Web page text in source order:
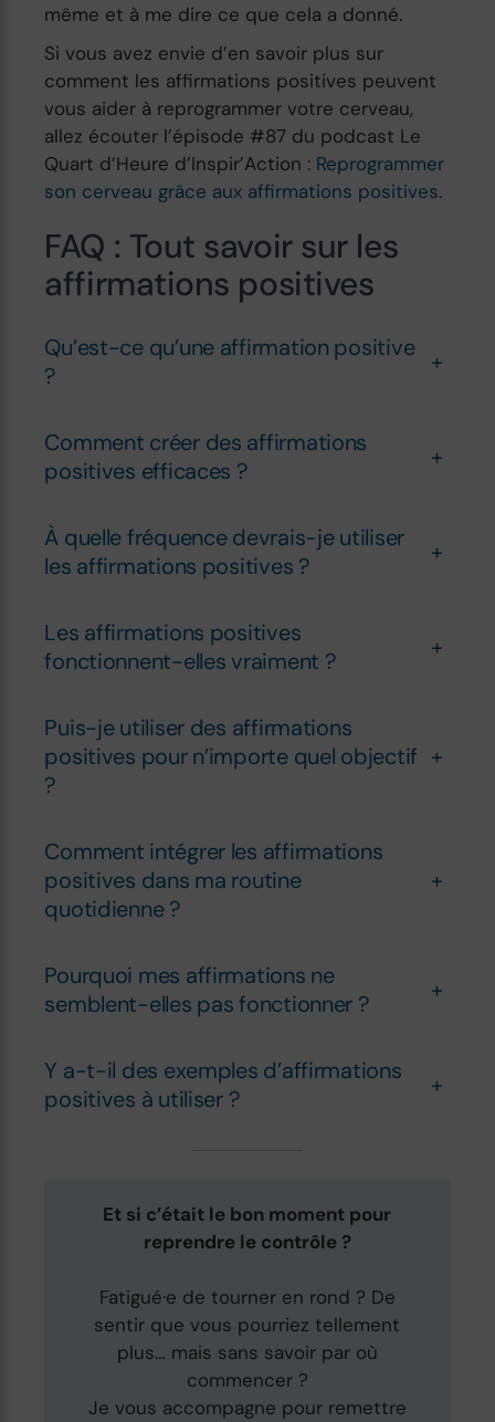
même et à me dire ce que cela a donné.
Si vous avez envie d’en savoir plus sur
comment les affirmations positives peuvent
vous aider à reprogrammer votre cerveau,
allez écouter l’épisode #87 du podcast Le
Quart d’Heure d’Inspir’Action : Reprogrammer
son cerveau grâce aux affirmations positives.
FAQ : Tout savoir sur les
affirmations positives
Qu’est-ce qu’une affirmation positive
?
+
Comment créer des affirmations
positives efficaces ?
+
À quelle fréquence devrais-je utiliser
les affirmations positives ?
+
Les affirmations positives
fonctionnent-elles vraiment ?
+
Puis-je utiliser des affirmations
positives pour n’importe quel objectif
?
+
Comment intégrer les affirmations
positives dans ma routine
quotidienne ?
+
Pourquoi mes affirmations ne
semblent-elles pas fonctionner ?
+
Y a-t-il des exemples d’affirmations
positives à utiliser ?
+
Et si c’était le bon moment pour
reprendre le contrôle ?
Fatigué·e de tourner en rond ? De
sentir que vous pourriez tellement
plus… mais sans savoir par où
commencer ?
Je vous accompagne pour remettre